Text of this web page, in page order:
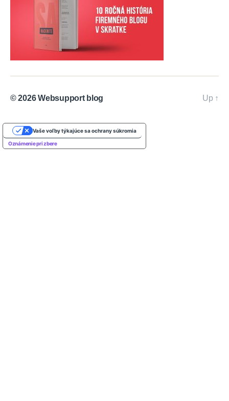
© 2026Websupport blog Up ↑
Oznámenie pri zbere
Vaše voľby týkajúce sa ochrany súkromia